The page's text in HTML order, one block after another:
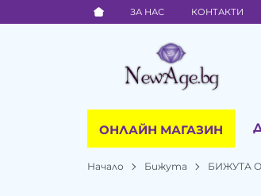
ЗА НАС КОНТАКТИ
ОНЛАЙН МАГАЗИН
Начало Бижута БИЖУТА